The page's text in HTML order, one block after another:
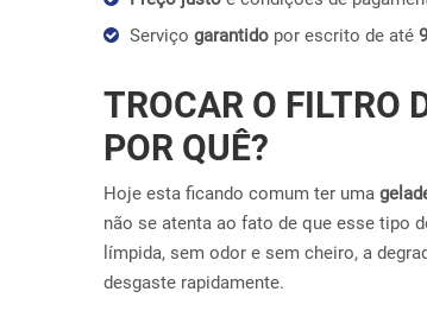
Serviço garantido por escrito de até
TROCAR O FILTRO
POR QUÊ?
Hoje esta ficando comum ter uma
não se atenta ao fato de que esse tipo
límpida, sem odor e sem cheiro, a
desgaste rapidamente.